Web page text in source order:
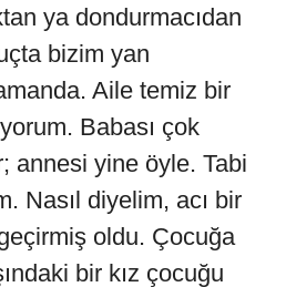
ya dondurmacıdan
bizim yan
Aile temiz bir
Babası çok
annesi yine öyle. Tabi
Nasıl diyelim, acı bir
oldu. Çocuğa
bir kız çocuğu